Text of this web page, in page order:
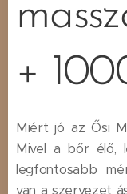
+
Miért jó az Ősi
Mivel a bőr élő,
legfontosabb
van a szervezet